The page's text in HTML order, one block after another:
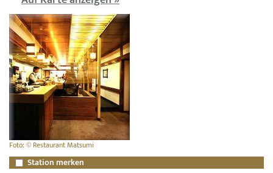
Foto: © Restaurant Matsumi
Station merken